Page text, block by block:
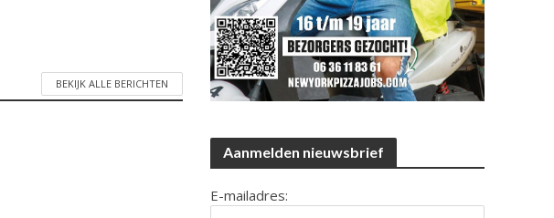
BEKIJK ALLE BERICHTEN
Aanmelden nieuwsbrief
E-mailadres: